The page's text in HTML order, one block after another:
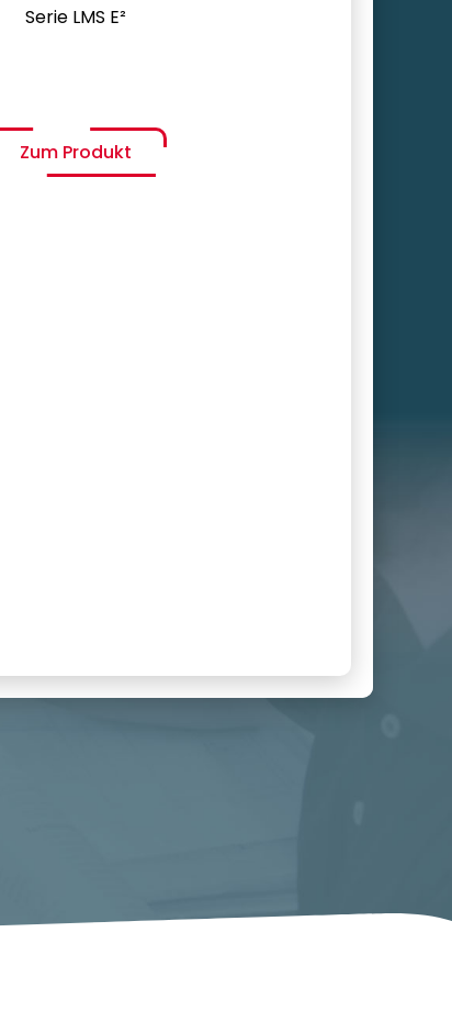
Serie LMS E²
Zum Produkt
Messsystem